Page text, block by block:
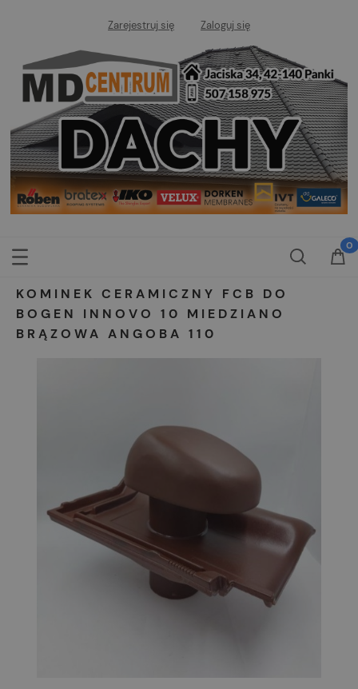
Zarejestruj się Zaloguj się
KOMINEK CERAMICZNY FCB DO
BOGEN INNOVO 10 MIEDZIANO
BRĄZOWA ANGOBA 110